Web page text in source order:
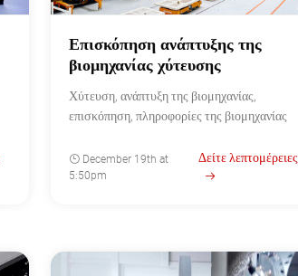
Επισκόπηση ανάπτυξης της
βιομηχανίας χύτευσης
Χύτευση, ανάπτυξη της βιομηχανίας,
επισκόπηση, πληροφορίες της βιομηχανίας
December 19th at
5:50pm
Δείτε λεπτομέρειες